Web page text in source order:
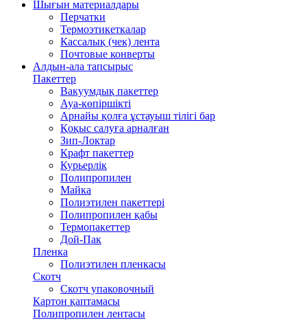
Шығын материалдары
Перчатки
Термоэтикеткалар
Кассалық (чек) лента
Почтовые конверты
Алдын-ала тапсырыс
Пакеттер
Вакуумдық пакеттер
Ауа-көпіршікті
Арнайы қолға ұстауыш тілігі бар
Қоқыс салуға арналған
Зип-Локтар
Крафт пакеттер
Курьерлік
Полипропилен
Майка
Полиэтилен пакеттері
Полипропилен қабы
Термопакеттер
Дой-Пак
Пленка
Полиэтилен пленкасы
Скотч
Скотч упаковочный
Картон қаптамасы
Полипропилен лентасы